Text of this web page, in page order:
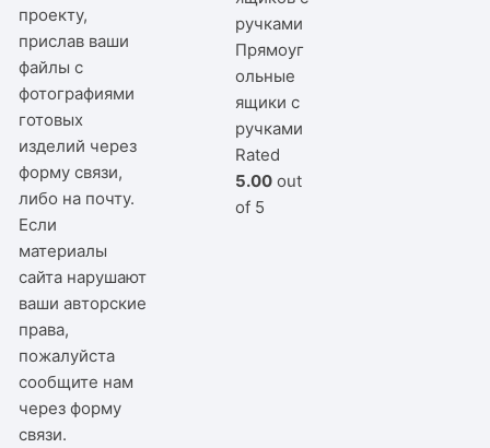
проекту,
прислав ваши
файлы с
фотографиями
готовых
изделий через
форму связи,
либо на почту.
Если
материалы
сайта нарушают
ваши авторские
права,
пожалуйста
сообщите нам
черезформу
связи.
Прямоуг
ольные
ящики с
ручками
Rated
5.00 out
of 5